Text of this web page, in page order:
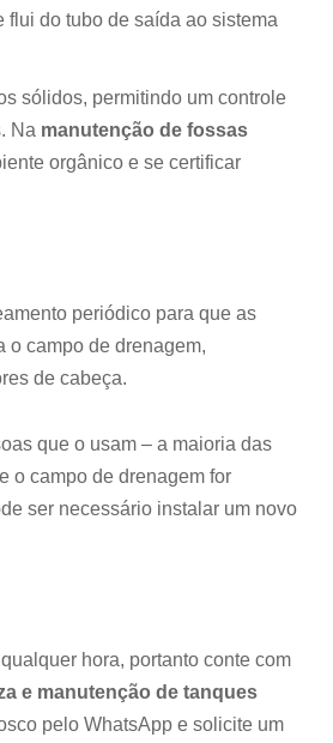
do tubo de saída ao sistema
sólidos, permitindo um controle
Na manutenção de fossas
orgânico e se certificar
periódico para que as
o campo de drenagem,
de cabeça.
que o usam – a maioria das
o campo de drenagem for
ser necessário instalar um novo
hora, portanto conte com
e manutenção de tanques
pelo WhatsApp e solicite um